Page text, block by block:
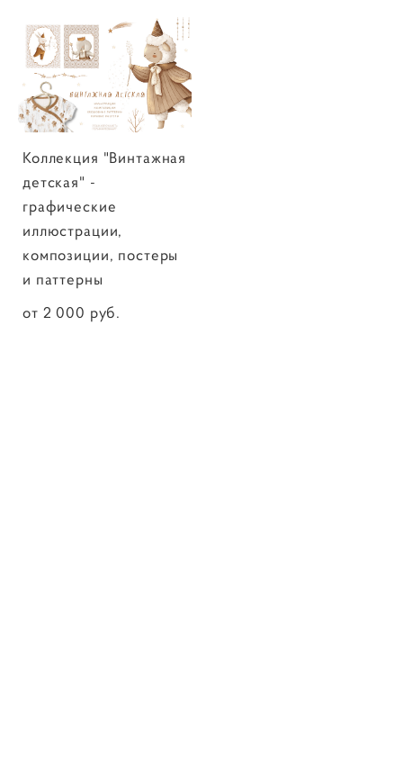
Коллекция "Винтажная
детская" -
графические
иллюстрации,
композиции, постеры
и паттерны
от 2 000 pуб.